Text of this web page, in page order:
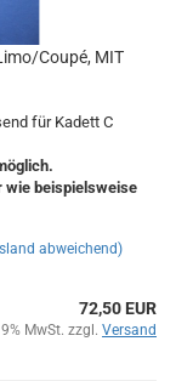
Coupé, MIT
für Kadett C
wie beispielsweise
abweichend)
72,50 EUR
MwSt. zzgl. Versand